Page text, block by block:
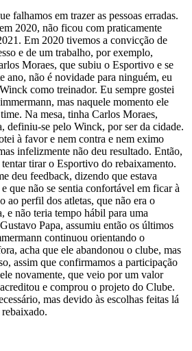
falhamos em trazer as pessoas erradas.
2020, não ficou com praticamente
Em 2020 tivemos a convicção de
e de um trabalho, por exemplo,
Moraes, que subiu o Esportivo e se
ano, não é novidade para ninguém, eu
como treinador. Eu sempre gostei
mas naquele momento ele
Na mesa, tinha Carlos Moraes,
definiu-se pelo Winck, por ser da cidade.
à favor e nem contra e nem eximo
infelizmente não deu resultado. Então,
tirar o Esportivo do rebaixamento.
deu feedback, dizendo que estava
que não se sentia confortável em ficar à
ao perfil dos atletas, que não era o
e não teria tempo hábil para uma
Papa, assumiu então os últimos
continuou orientando o
acha que ele abandonou o clube, mas
assim que confirmamos a participação
novamente, que veio por um valor
e comprou o projeto do Clube.
mas devido às escolhas feitas lá